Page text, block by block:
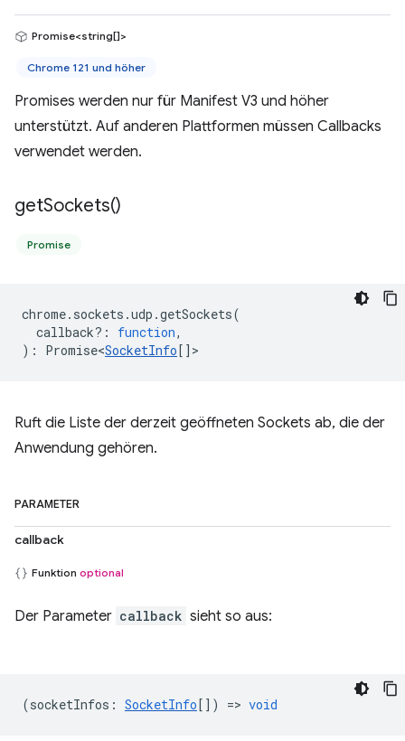
Promise<string[]>
Chrome 121 und höher
Promises werden nur für Manifest V3 und höher
unterstützt. Auf anderen Plattformen müssen Callbacks
verwendet werden.
getSockets()
Promise
chrome. sockets .udp .getSockets(
callback? : function,
) : Promise<SocketInfo[] >
Ruft die Liste der derzeit geöffneten Sockets ab, die der
Anwendung gehören.
PARAMETER
callback
Funktion optional
Der Parameter callback sieht so aus:
(socketInfos : SocketInfo[]) => void